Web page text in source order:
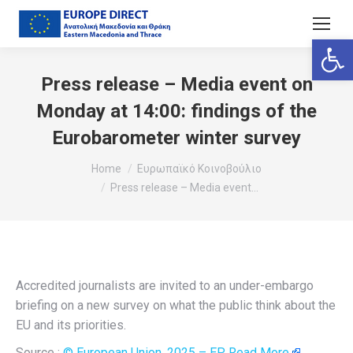
Press release – Media event on
Monday at 14:00: findings of the
Eurobarometer winter survey
Home
Ευρωπαϊκό Κοινοβούλιο
Press release – Media event…
Accredited journalists are invited to an under-embargo
briefing on a new survey on what the public think about the
EU and its priorities.